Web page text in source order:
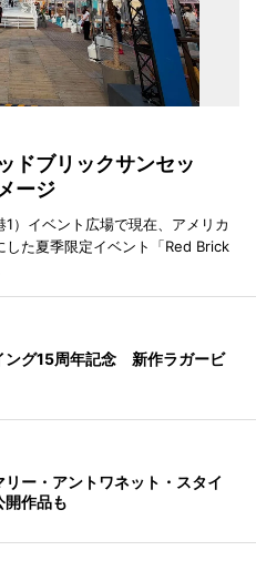
ドブリックサンセッ
ージ
）イベント広場で現在、アメリカ
た夏季限定イベント「Red Brick
ング15周年記念 新作ラガービ
ー・アントワネット・スタイ
作品も